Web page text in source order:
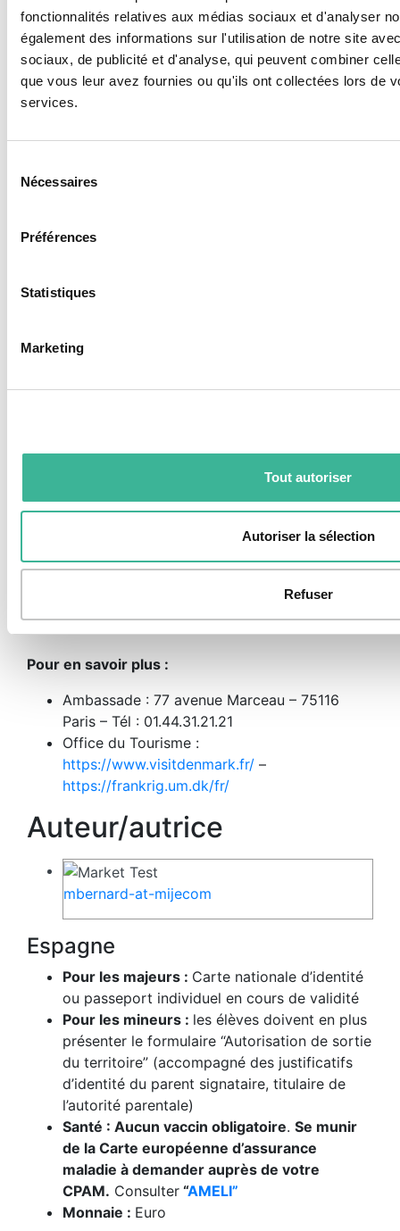
fonctionnalités relatives aux médias sociaux et d'analyser
également des informations sur l'utilisation de notre site
sociaux, de publicité et d'analyse, qui peuvent combiner
que vous leur avez fournies ou qu'ils ont collectées lors de
services.
Nécessaires
Préférences
Statistiques
Marketing
Tout autoriser
Autoriser la sélection
Refuser
valable en Croatie.
Monnaie :
euro
Pour en savoir plus :
Ambassade : 7, square Thiers – 75016 Paris–
Office du Tourisme :http://fr.mvep.hr/–
Pour les majeurs :
Santé : Aucun vaccin obligatoire.Se munir
de la Carte européenne d’assurance
CPAM.Consulter“AMELI”
Couronne Danoise ou Krone
Pour en savoir plus :
Ambassade : 77 avenue Marceau – 75116
Paris – Tél : 01.44.31.21.21
Office du Tourisme :
https://www.visitdenmark.fr/ –
https://frankrig.um.dk/fr/
Auteur/autrice
mbernard-at-mijecom
Espagne
Pour les majeurs : Carte nationale d’identité
ou passeport individuel en cours de validité
Pour les mineurs : les élèves doivent en plus
présenter le formulaire “Autorisation de sortie
du territoire” (accompagné des justificatifs
d’identité du parent signataire, titulaire de
l’autorité parentale)
Santé : Aucun vaccin obligatoire. Se munir
de la Carte européenne d’assurance
maladie à demander auprès de votre
CPAM. Consulter “AMELI”
Monnaie : Euro